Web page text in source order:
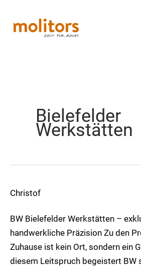
Inhalt
springen
Bielefelder
Werkstätten
Christof
BW Bielefelder Werkstätten –
handwerkliche Präzision Zu den
Zuhause ist kein Ort, sondern ein
diesem Leitspruch begeistert BW
Markenseite
Werkstätten